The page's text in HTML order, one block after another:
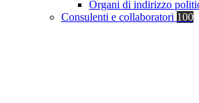
Organi di indirizzo
Consulenti e collaboratori 100